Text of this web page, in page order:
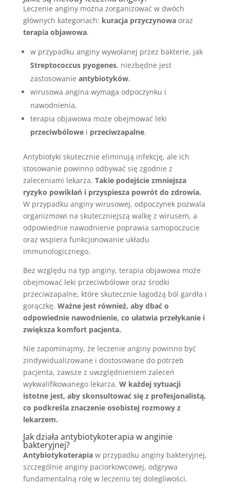
Leczenie anginy można zorganizować w dwóch
głównych kategoriach: kuracja przyczynowaoraz
terapia objawowa.
w przypadku anginy wywołanej przez bakterie, jak
Streptococcus pyogenes, niezbędne jest
zastosowanie antybiotyków,
wirusowa angina wymaga odpoczynku i
nawodnienia,
terapia objawowa może obejmować leki
przeciwbólowei przeciwzapalne.
Antybiotyki skutecznie eliminują infekcję, ale ich
stosowanie powinno odbywać się zgodnie z
zaleceniami lekarza. Takie podejście zmniejsza
ryzyko powikłań i przyspiesza powrót do zdrowia.
W przypadku anginy wirusowej, odpoczynek pozwala
organizmowi na skuteczniejszą walkę z wirusem, a
odpowiednie nawodnienie poprawia samopoczucie
oraz wspiera funkcjonowanie układu
immunologicznego.
Bez względu na typ anginy, terapia objawowa może
obejmować leki przeciwbólowe oraz środki
przeciwzapalne, które skutecznie łagodzą ból gardła i
gorączkę. Ważne jest również, aby dbać o
odpowiednie nawodnienie, co ułatwia przełykanie i
zwiększa komfort pacjenta.
Nie zapominajmy, że leczenie anginy powinno być
zindywidualizowane i dostosowane do potrzeb
pacjenta, zawsze z uwzględnieniem zaleceń
wykwalifikowanego lekarza. W każdej sytuacji
istotne jest, aby skonsultować się z profesjonalistą,
co podkreśla znaczenie osobistej rozmowy z
lekarzem.
Jak działa antybiotykoterapia w anginie
bakteryjnej?
Antybiotykoterapiaw przypadku anginy bakteryjnej,
szczególnie anginy paciorkowcowej, odgrywa
fundamentalną rolę w leczeniu tej dolegliwości.